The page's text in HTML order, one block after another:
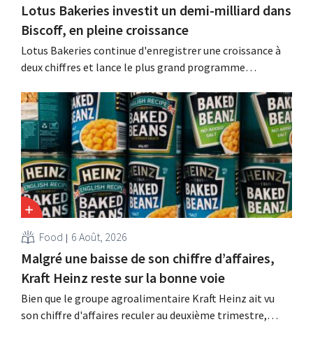
Lotus Bakeries investit un demi-milliard dans
Biscoff, en pleine croissance
Lotus Bakeries continue d'enregistrer une croissance à
deux chiffres et lance le plus grand programme
capacité de production de Biscoff : « Nous devons saisir
cette opportunité ».
Food 6 Août, 2026
Malgré une baisse de son chiffre d’affaires,
Kraft Heinz reste sur la bonne voie
Bien que le groupe agroalimentaire Kraft Heinz ait vu
son chiffre d'affaires reculer au deuxième trimestre,